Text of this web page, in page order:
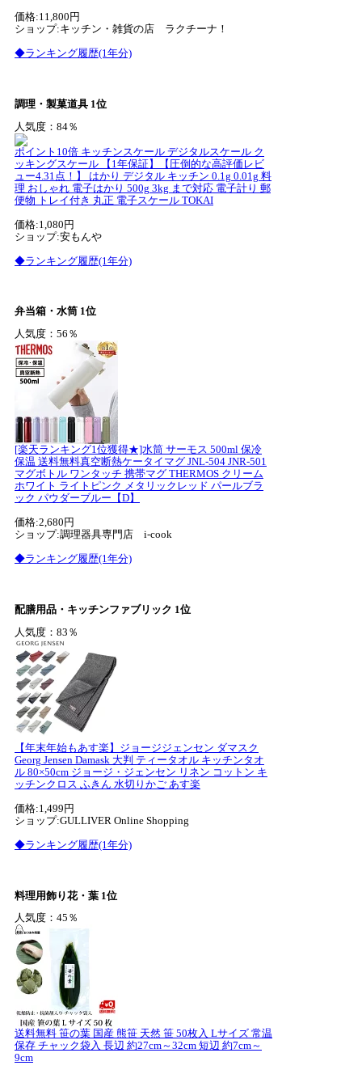
価格:11,800円
ショップ:キッチン・雑貨の店 ラクチーナ！
◆ランキング履歴(1年分)
調理・製菓道具 1位
人気度：84％
ポイント10倍 キッチンスケール デジタルスケール ク
ッキングスケール 【1年保証】【圧倒的な高評価レビ
ュー4.31点！】 はかり デジタル キッチン 0.1g 0.01g 料
理 おしゃれ 電子はかり 500g 3kg まで対応 電子計り 郵
便物 トレイ付き 丸正 電子スケール TOKAI
価格:1,080円
ショップ:安もんや
◆ランキング履歴(1年分)
弁当箱・水筒 1位
人気度：56％
[楽天ランキング1位獲得★]水筒 サーモス 500ml 保冷
保温 送料無料真空断熱ケータイマグ JNL-504 JNR-501
マグボトル ワンタッチ 携帯マグ THERMOS クリーム
ホワイト ライトピンク メタリックレッド パールブラ
ック パウダーブルー【D】
価格:2,680円
ショップ:調理器具専門店 i-cook
◆ランキング履歴(1年分)
配膳用品・キッチンファブリック 1位
人気度：83％
【年末年始もあす楽】ジョージジェンセン ダマスク
Georg Jensen Damask 大判 ティータオル キッチンタオ
ル 80×50cm ジョージ・ジェンセン リネン コットン キ
ッチンクロス ふきん 水切りかご あす楽
価格:1,499円
ショップ:GULLIVER Online Shopping
◆ランキング履歴(1年分)
料理用飾り花・葉 1位
人気度：45％
送料無料 笹の葉 国産 熊笹 天然 笹 50枚入 Lサイズ 常温
保存 チャック袋入 長辺 約27cm～32cm 短辺 約7cm～
9cm